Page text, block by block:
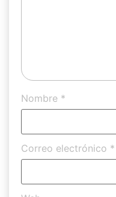
Nombre *
Correo electrónico *